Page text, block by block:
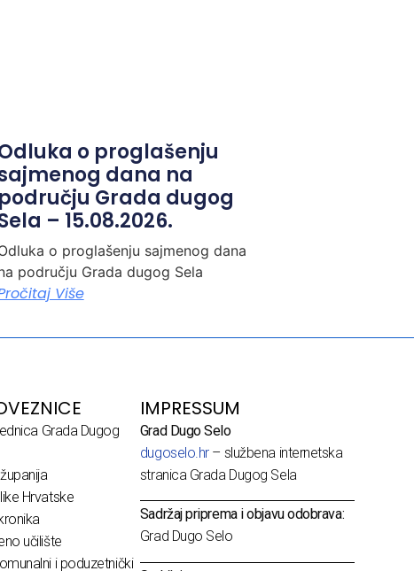
o proglašenju
dana na
području Grada dugog
– 15.08.2026.
o proglašenju sajmenog dana
području Grada dugog Sela
Više
Grada Dugog
Hrvatske
učilište
i poduzetnički
IMPRESSUM
Grad Dugo Selo
dugoselo.hr– službena internetska
stranica Grada Dugog Sela
Sadržaj priprema i objavu odobrava:
Grad Dugo Selo